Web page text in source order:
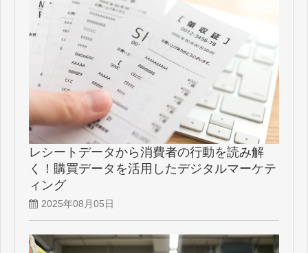
レシートデータから消費者の行動を読み解
く！購買データを活用したデジタルマーケテ
ィング
2025年08月05日